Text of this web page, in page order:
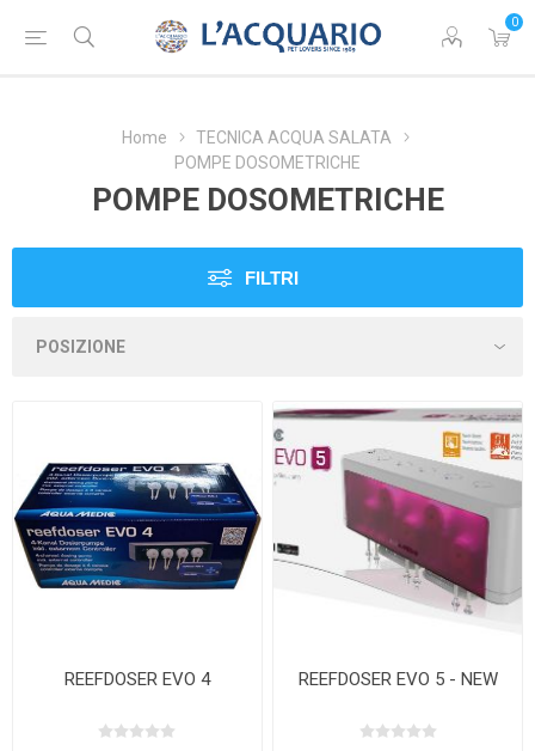
0
Home
TECNICA ACQUA SALATA
POMPE DOSOMETRICHE
POMPE DOSOMETRICHE
FILTRI
REEFDOSER EVO 4 REEFDOSER EVO 5 - NEW